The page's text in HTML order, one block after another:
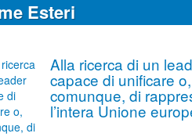
Esteri
Alla ricerca di un
capace di unificare o,
comunque, di
l’intera Unione